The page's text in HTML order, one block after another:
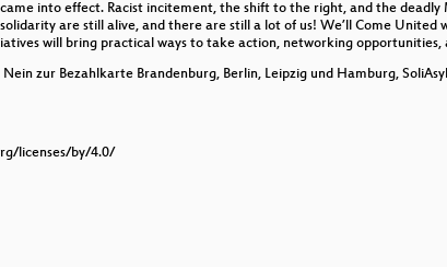
came into effect. Racist incitement, the shift to the right, and the
are still alive, and there are still a lot of us! We’ll Come
will bring practical ways to take action, networking
zur Bezahlkarte Brandenburg, Berlin, Leipzig und Hamburg,
licenses/by/4.0/